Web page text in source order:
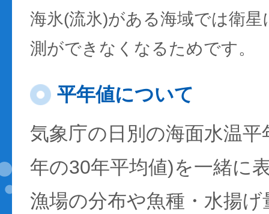
海氷(流氷)がある海域では衛
測ができなくなるためです。
平年値について
気象庁の日別の海面水温
年の30年平均値)を一緒に
漁場の分布や魚種・水揚